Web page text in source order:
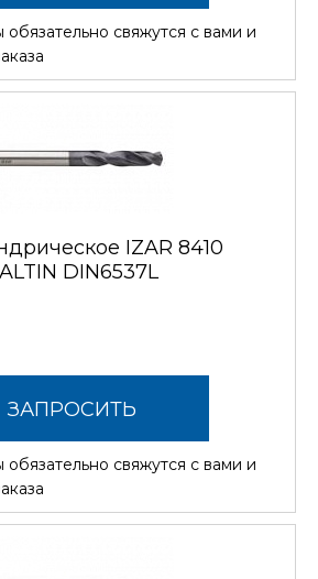
СТОИМОСТЬсвяжутся с вами и
IZAR 8410
DIN6537L
ЗАПРОСИТЬ
СТОИМОСТЬсвяжутся с вами и